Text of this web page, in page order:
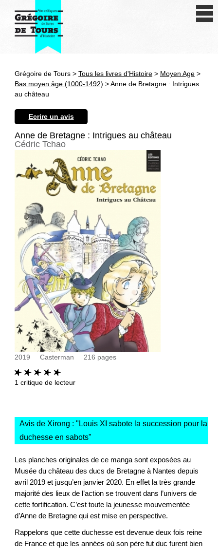
Antiquité
XXe siècle
Autres civilisations
Grégoire de Tours > Tous les livres d'Histoire > Moyen Age >
Bas moyen âge (1000-1492) > Anne de Bretagne : Intrigues
au château
Ecrire un avis
Anne de Bretagne : Intrigues au château
Cédric Tchao
2019 Casterman 216 pages
1 critique de lecteur
Avis de Xirong : " Louis XI sabote la succession pour la
duchesse en sabots"
Les planches originales de ce manga sont exposées au
Musée du château des ducs de Bretagne à Nantes depuis
avril 2019 et jusqu’en janvier 2020. En effet la très grande
majorité des lieux de l’action se trouvent dans l’univers de
cette fortification. C’est toute la jeunesse mouvementée
d’Anne de Bretagne qui est mise en perspective.
Rappelons que cette duchesse est devenue deux fois reine
de France et que les années où son père fut duc furent bien